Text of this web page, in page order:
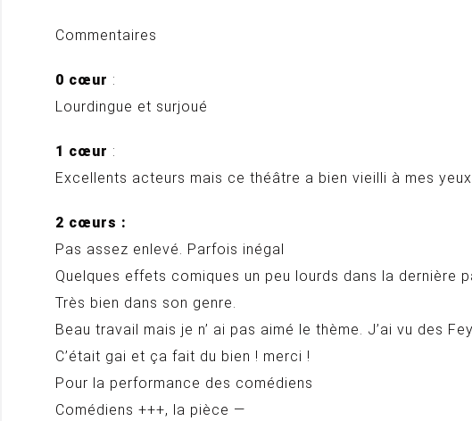
Commentaires
0 cœur :
Lourdingue et surjoué
1 cœur :
Excellents acteurs mais ce théâtre a bien vieilli à mes
2 cœurs :
Pas assez enlevé. Parfois inégal
Quelques effets comiques un peu lourds dans la dernière
Très bien dans son genre.
Beau travail mais je n’ ai pas aimé le thème. J’ai vu des
C’était gai et ça fait du bien ! merci !
Pour la performance des comédiens
Comédiens +++, la pièce —